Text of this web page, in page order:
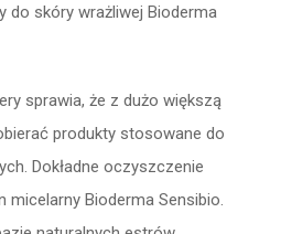
do skóry wrażliwej Bioderma
sprawia, że z dużo większą
produkty stosowane do
Dokładne oczyszczenie
micelarny Bioderma Sensibio.